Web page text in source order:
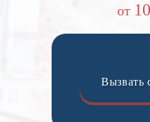
от
Вызвать